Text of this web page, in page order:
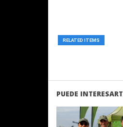
RELATED ITEMS
PUEDE